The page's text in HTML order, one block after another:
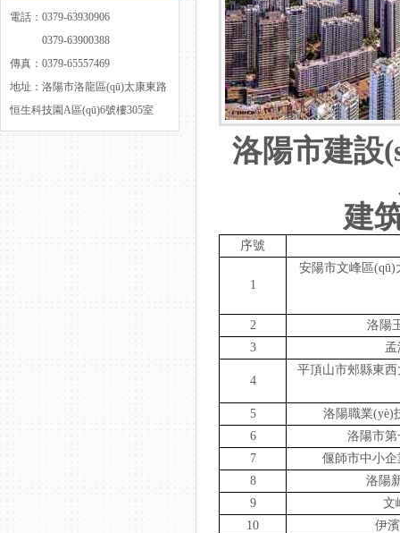
電話：0379-63930906
0379-63900388
傳真：0379-65557469
地址：洛陽市洛龍區(qū)太康東路
恒生科技園A區(qū)6號樓305室
洛陽市建設
建
序號
1
安陽市文峰區(qū)
2
洛陽
3
孟
4
平頂山市郟縣東
5
洛陽職業(yè)
6
洛陽市
7
偃師市中小
8
洛陽
9
文
10
伊